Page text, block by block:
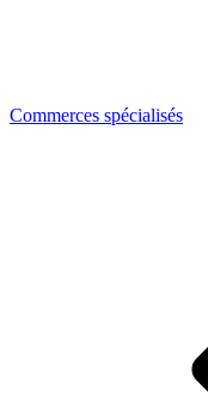
Commerces spécialisés